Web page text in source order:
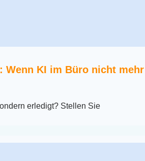
Wenn KI im Büro nicht mehr
erledigt? Stellen Sie